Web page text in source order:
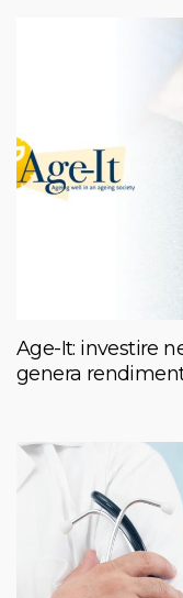
Age-It: investire
genera